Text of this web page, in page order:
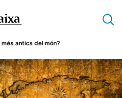
principal
antics del món?